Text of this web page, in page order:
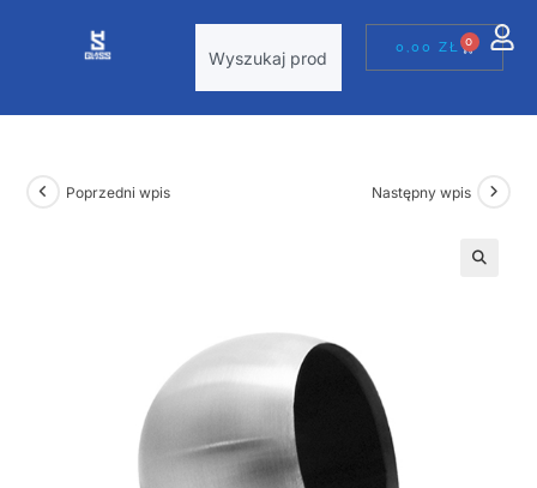
0,00ZŁ 0
Poprzedni wpis Następny wpis